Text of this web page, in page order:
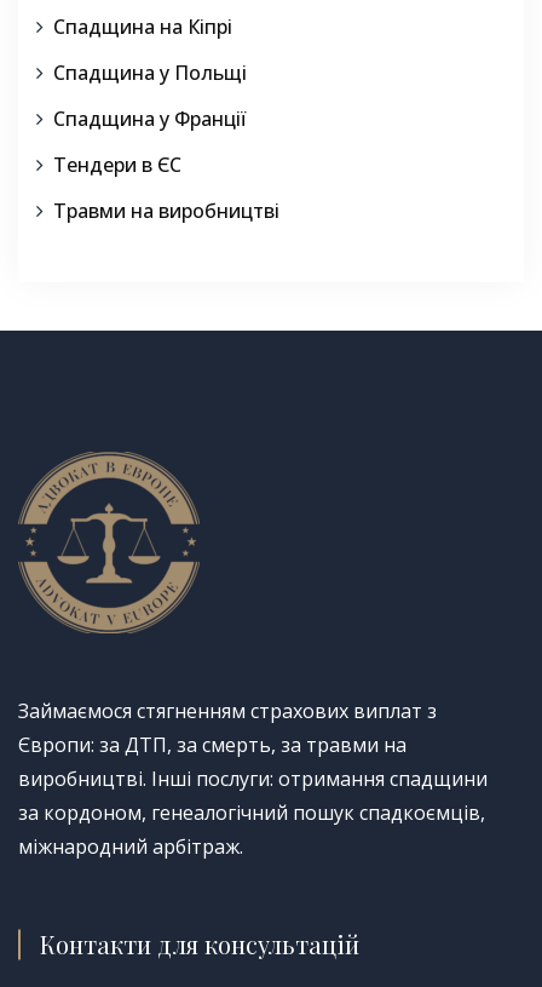
Спадщина на Кіпрі
Спадщина у Польщі
Спадщина у Франції
Тендери в ЄС
Травми на виробництві
Займаємося стягненням страхових виплат з
Європи: за ДТП, за смерть, за травми на
виробництві. Інші послуги: отримання спадщини
за кордоном, генеалогічний пошук спадкоємців,
міжнародний арбітраж.
Контакти для консультацій